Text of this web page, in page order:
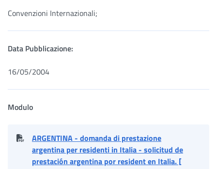
Convenzioni Internazionali;
Data Pubblicazione:
16/05/2004
Modulo
ARGENTINA - domanda di prestazione
argentina per residenti in Italia - solicitud de
prestación argentina por resident en Italia. [